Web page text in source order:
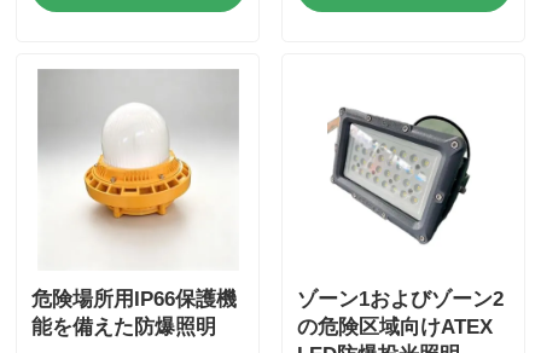
危険場所用IP66保護機
能を備えた防爆照明
ゾーン1およびゾーン2
の危険区域向けATEX